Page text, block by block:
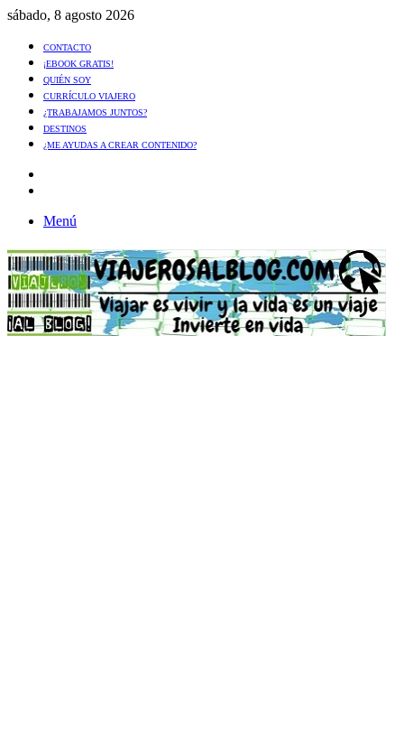
sábado, 8 agosto 2026
CONTACTO
¡EBOOK GRATIS!
QUIÉN SOY
CURRÍCULO VIAJERO
¿TRABAJAMOS JUNTOS?
DESTINOS
¿ME AYUDAS A CREAR CONTENIDO?
Menú